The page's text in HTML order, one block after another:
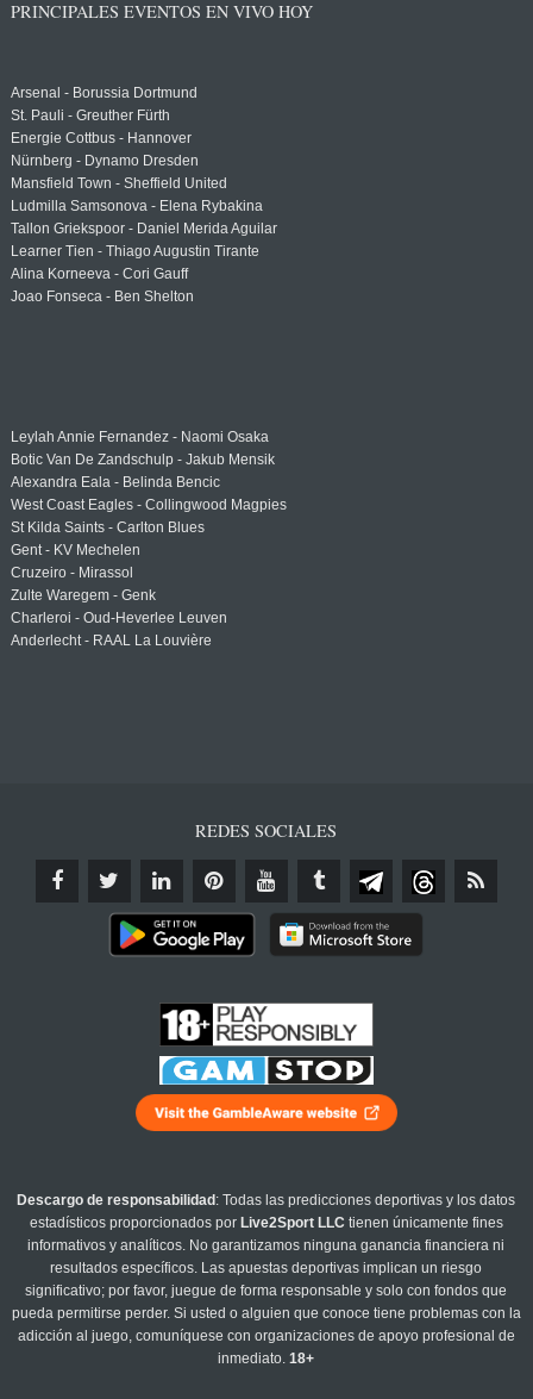
PRINCIPALES EVENTOS EN VIVO HOY
Arsenal - Borussia Dortmund
St. Pauli - Greuther Fürth
Energie Cottbus - Hannover
Nürnberg - Dynamo Dresden
Mansfield Town - Sheffield United
Ludmilla Samsonova - Elena Rybakina
Tallon Griekspoor - Daniel Merida Aguilar
Learner Tien - Thiago Augustin Tirante
Alina Korneeva - Cori Gauff
Joao Fonseca - Ben Shelton
Leylah Annie Fernandez - Naomi Osaka
Botic Van De Zandschulp - Jakub Mensik
Alexandra Eala - Belinda Bencic
West Coast Eagles - Collingwood Magpies
St Kilda Saints - Carlton Blues
Gent - KV Mechelen
Cruzeiro - Mirassol
Zulte Waregem - Genk
Charleroi - Oud-Heverlee Leuven
Anderlecht - RAAL La Louvière
REDES SOCIALES
Descargo de responsabilidad : Todas las predicciones deportivas y los datos
estadísticos proporcionados por Live2Sport LLC tienen únicamente fines
informativos y analíticos. No garantizamos ninguna ganancia financiera ni
resultados específicos. Las apuestas deportivas implican un riesgo
significativo; por favor, juegue de forma responsable y solo con fondos que
pueda permitirse perder. Si usted o alguien que conoce tiene problemas con la
adicción al juego, comuníquese con organizaciones de apoyo profesional de
inmediato.18+